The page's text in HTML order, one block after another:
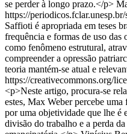
se perder à longo prazo.</p>
https://
Saffioti é apropriada em teses
frequência e formas de uso das
como fenômeno estrutural,
compreender a opressão
teoria mantém-se atual e
https://creativecommons.org/
<p>Neste artigo, procura-se
estes, Max Weber percebe
por uma objetividade que lhe é
divisão do trabalho e a perda